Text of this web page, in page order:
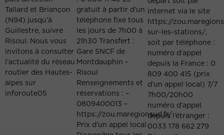
Tallard et Briançon
(N94) jusqu’à
Guillestre, suivre
Risoul. Nous vous
invitons à consulter
l’actualité du réseau
routier des Hautes-
alpes sur
inforoute05
gratuit à partir d’un
téléphone fixe tous
les jours de 7h00 à
21h30 Transfert :
Gare SNCF de
Montdauphin –
Risoul
Renseignements et
réservations : –
0809400013 –
https://zou.maregionsud.fr/
Prix d’un appel local
internet via le site
https://
sur-les-stations/,
soit par téléphone :
numéro d’appel
depuis la France : 0
809 400 415 (prix
d’un appel local) 7/7
7h00/20h00
numéro d’appel
depuis l’étranger :
0033 178 662 279